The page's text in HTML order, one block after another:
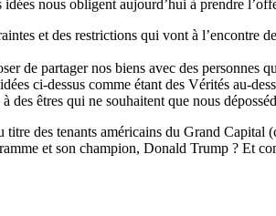
nous obligent aujourd’hui à prendre
et des restrictions qui vont à l’encontre
de partager nos biens avec des personnes
ci-dessus comme étant des Vérités au-
êtres qui ne souhaitent que nous
des tenants américains du Grand
et son champion, Donald Trump ? Et